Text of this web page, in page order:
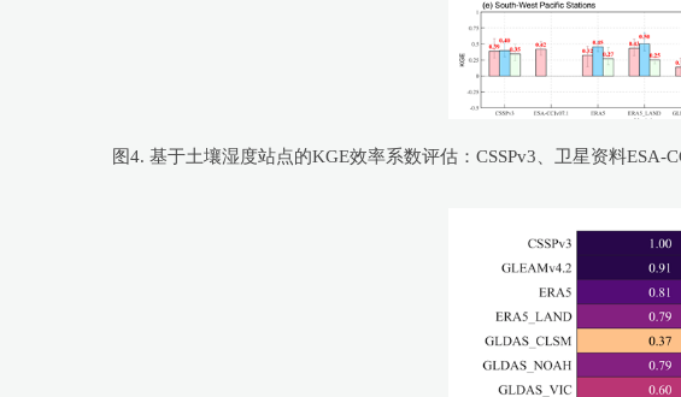
图4. 基于土壤湿度站点的KGE效率系数评估：CSSPv3、卫星资料